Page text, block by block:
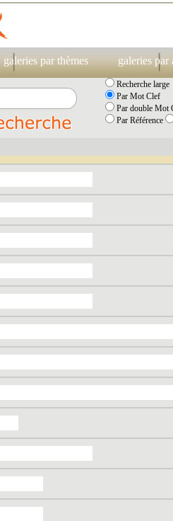
galeries par thèmes galeries par
Recherche large
Par Mot Clef
Par double Mot
Par Référence